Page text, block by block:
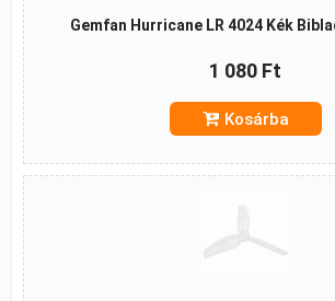
Gemfan Hurricane LR 4024 Kék
1 080 Ft
Kosárba